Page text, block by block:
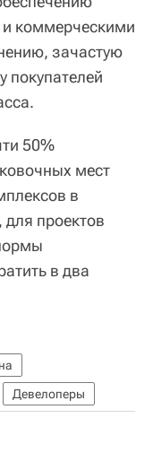
коммерческими
зачастую
покупателей
50%
мест
в
проектов
в два
Девелоперы